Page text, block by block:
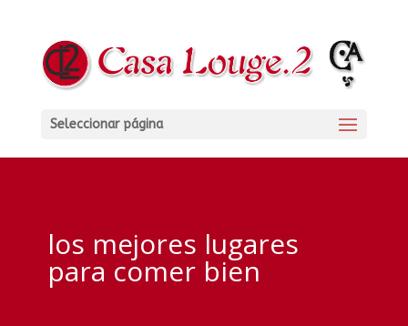
Seleccionar página
los mejores lugares
para comer bien